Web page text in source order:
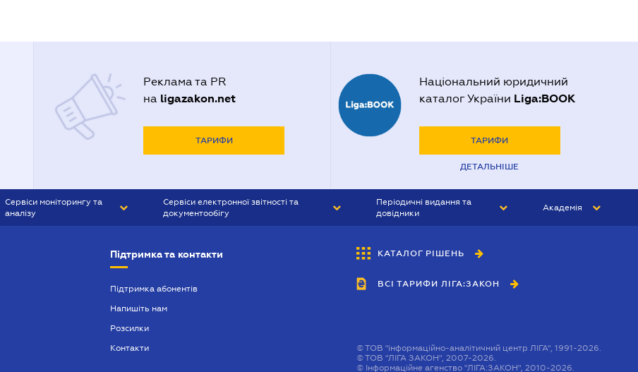
Реклама та PR
на ligazakon.net
ТАРИФИ
Національний юридичний
каталог України Liga:BOOK
ТАРИФИ
ДЕТАЛЬНІШЕ
Сервіси моніторингу та
аналізу
Сервіси електронної звітності та
документообігу
Періодичні видання та
довідники
БУХГАЛТЕР&ЗАКОН
ВІСНИК МСФЗ
Академія
Підтримка та контакти
Підтримка абонентів
Напишіть нам
Розсилки
Контакти
КАТАЛОГ РІШЕНЬ
ВСІ ТАРИФИ ЛІГА:ЗАКОН
©ТОВ "інформаційно-аналітичний центр ЛІГА", 1991-2026.
©ТОВ "ЛІГА ЗАКОН", 2007-2026.
© Інформаційне агенство "ЛІГА:ЗАКОН", 2010-2026.